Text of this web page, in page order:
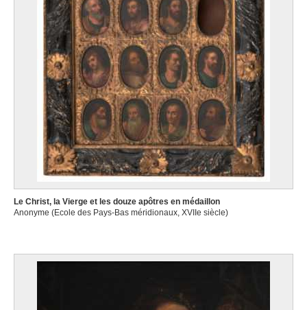
Le Christ, la Vierge et les douze apôtres en médaillon
Anonyme (Ecole des Pays-Bas méridionaux, XVIIe siècle)